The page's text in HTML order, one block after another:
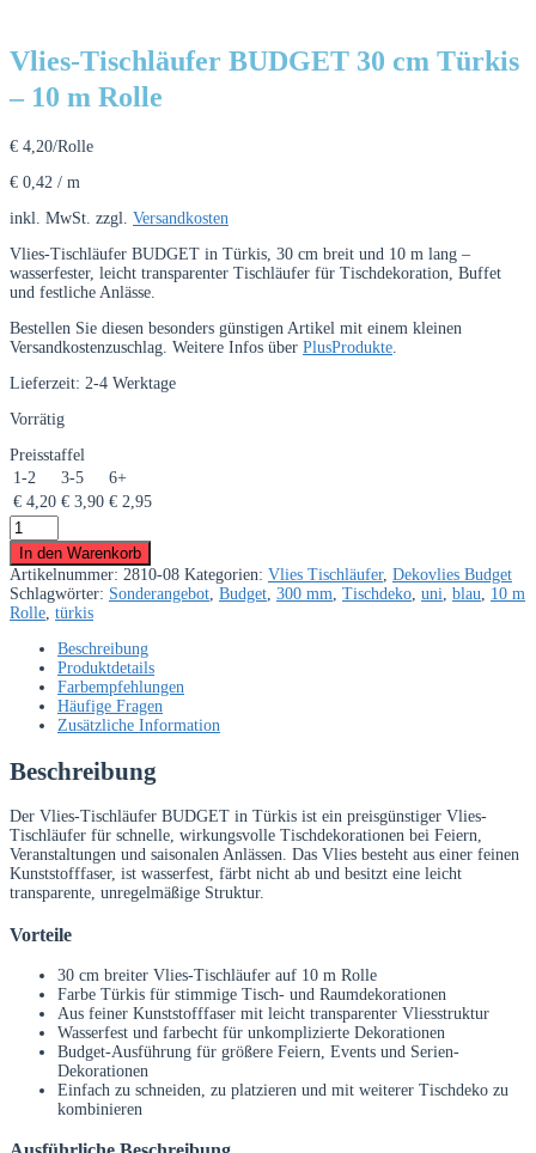
Vlies-Tischläufer BUDGET 30 cm Türkis
– 10 m Rolle
€ 4,20/Rolle
€ 0,42 / m
inkl. MwSt. zzgl. Versandkosten
Vlies-Tischläufer BUDGET in Türkis, 30 cm breit und 10 m lang –
wasserfester, leicht transparenter Tischläufer für Tischdekoration, Buffet
und festliche Anlässe.
Bestellen Sie diesen besonders günstigen Artikel mit einem kleinen
Versandkostenzuschlag. Weitere Infos über PlusProdukte.
Lieferzeit: 2-4 Werktage
Vorrätig
Preisstaffel
1-2
3-5
6+
€ 4,20 € 3,90 € 2,95
Vlies-
Tischläufer
BUDGET
30
cm
Türkis
Rolle
Menge
In den Warenkorb
Artikelnummer: 2810-08 Kategorien: Vlies Tischläufer, Dekovlies Budget
Schlagwörter: Sonderangebot, Budget, 300 mm, Tischdeko, uni, blau, 10 m
Rolle, türkis
Beschreibung
Produktdetails
Farbempfehlungen
Häufige Fragen
Zusätzliche Information
Beschreibung
Der Vlies-Tischläufer BUDGET in Türkis ist ein preisgünstiger Vlies-
Tischläufer für schnelle, wirkungsvolle Tischdekorationen bei Feiern,
Veranstaltungen und saisonalen Anlässen. Das Vlies besteht aus einer feinen
Kunststofffaser, ist wasserfest, färbt nicht ab und besitzt eine leicht
transparente, unregelmäßige Struktur.
Vorteile
30 cm breiter Vlies-Tischläufer auf 10 m Rolle
Farbe Türkis für stimmige Tisch- und Raumdekorationen
Aus feiner Kunststofffaser mit leicht transparenter Vliesstruktur
Wasserfest und farbecht für unkomplizierte Dekorationen
Budget-Ausführung für größere Feiern, Events und Serien-
Dekorationen
Einfach zu schneiden, zu platzieren und mit weiterer Tischdeko zu
kombinieren